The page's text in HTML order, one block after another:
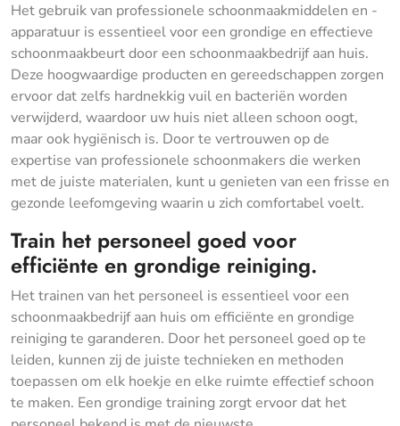
Het gebruik van professionele schoonmaakmiddelen en -
apparatuur is essentieel voor een grondige en effectieve
schoonmaakbeurt door een schoonmaakbedrijf aan huis.
Deze hoogwaardige producten en gereedschappen zorgen
ervoor dat zelfs hardnekkig vuil en bacteriën worden
verwijderd, waardoor uw huis niet alleen schoon oogt,
maar ook hygiënisch is. Door te vertrouwen op de
expertise van professionele schoonmakers die werken
met de juiste materialen, kunt u genieten van een frisse en
gezonde leefomgeving waarin u zich comfortabel voelt.
Train het personeel goed voor
efficiënte en grondige reiniging.
Het trainen van het personeel is essentieel voor een
schoonmaakbedrijf aan huis om efficiënte en grondige
reiniging te garanderen. Door het personeel goed op te
leiden, kunnen zij de juiste technieken en methoden
toepassen om elk hoekje en elke ruimte effectief schoon
te maken. Een grondige training zorgt ervoor dat het